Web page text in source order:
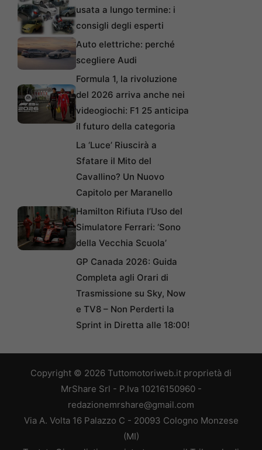
usata a lungo termine: i
consigli degli esperti
Auto elettriche: perché
scegliere Audi
Formula 1, la rivoluzione
del 2026 arriva anche nei
videogiochi: F1 25 anticipa
il futuro della categoria
La ‘Luce’ Riuscirà a
Sfatare il Mito del
Cavallino? Un Nuovo
Capitolo per Maranello
Hamilton Rifiuta l’Uso del
Simulatore Ferrari: ‘Sono
della Vecchia Scuola’
GP Canada 2026: Guida
Completa agli Orari di
Trasmissione su Sky, Now
e TV8 – Non Perderti la
Sprint in Diretta alle 18:00!
Copyright © 2026 Tuttomotoriweb.it proprietà di
MrShare Srl - P.Iva 10216150960 -
redazionemrshare@gmail.com
Via A. Volta 16 Palazzo C - 20093 Cologno Monzese
(MI)